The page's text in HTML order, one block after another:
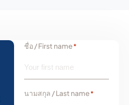
ชื่อ / First name*
นามสกุล / Last name*